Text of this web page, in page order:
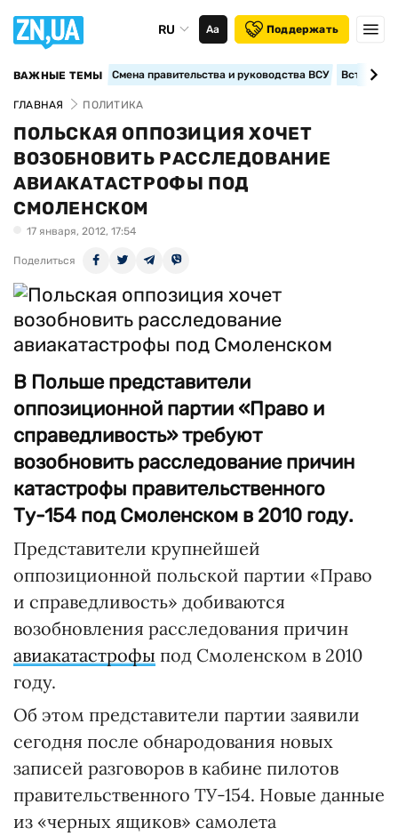
RU Аа Поддержать
ВАЖНЫЕ ТЕМЫ Смена правительства и руководства ВСУ
ГЛАВНАЯ ПОЛИТИКА
ПОЛЬСКАЯ ОППОЗИЦИЯ ХОЧЕТ
ВОЗОБНОВИТЬ РАССЛЕДОВАНИЕ
АВИАКАТАСТРОФЫ ПОД
СМОЛЕНСКОМ
17 января, 2012, 17:54
Поделиться
В Польше представители
оппозиционной партии «Право и
справедливость» требуют
возобновить расследование причин
катастрофы правительственного
Ту-154 под Смоленском в 2010 году.
Представители крупнейшей
оппозиционной польской партии «Право
и справедливость» добиваются
возобновления расследования причин
авиакатастрофы под Смоленском в 2010
году.
Об этом представители партии заявили
сегодня после обнародования новых
записей разговоров в кабине пилотов
правительственного ТУ-154. Новые данные
из «черных ящиков» самолета